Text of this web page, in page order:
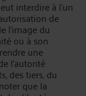
interdire à l'un
de
l'image du
ou à son
une
l'autorité
des tiers, du
que la